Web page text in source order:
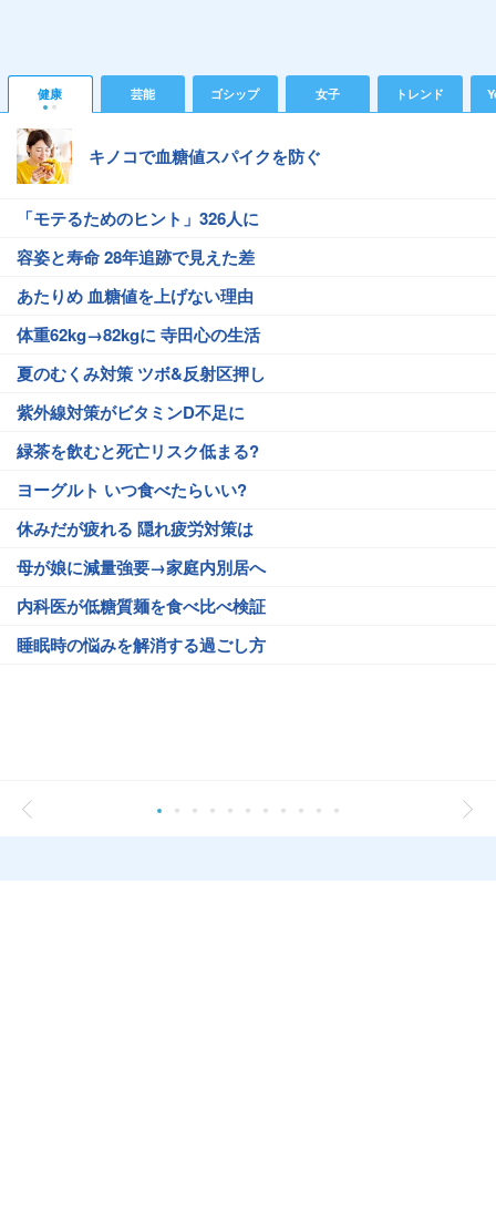
健康 芸能 ゴシップ 女子 トレンド
キノコで血糖値スパイクを防ぐ
「モテるためのヒント」326人に
容姿と寿命 28年追跡で見えた差
あたりめ 血糖値を上げない理由
体重62kg→82kgに 寺田心の生活
夏のむくみ対策 ツボ&反射区押し
紫外線対策がビタミンD不足に
緑茶を飲むと死亡リスク低まる?
ヨーグルト いつ食べたらいい?
休みだが疲れる 隠れ疲労対策は
母が娘に減量強要→家庭内別居へ
内科医が低糖質麺を食べ比べ検証
睡眠時の悩みを解消する過ごし方